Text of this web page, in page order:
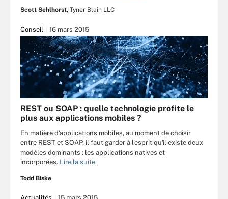
Scott Sehlhorst, Tyner Blain LLC
Conseil 16 mars 2015
REST ou SOAP : quelle technologie profite le
plus aux applications mobiles ?
En matière d'applications mobiles, au moment de choisir
entre REST et SOAP, il faut garder à l'esprit qu'il existe deux
modèles dominants : les applications natives et
incorporées. Lire la suite
Todd Biske